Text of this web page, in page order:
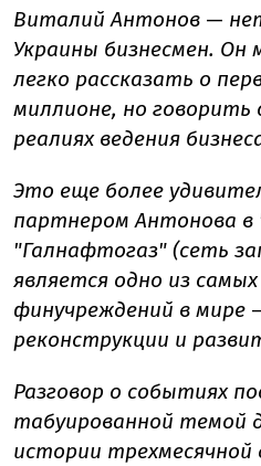
Виталий Антонов —
Украины бизнесмен. Он
легко рассказать о
миллионе, но говорить
реалиях ведения
Это еще более
партнером Антонова в
"Галнафтогаз" (сеть
является одно из
финучреждений в мире
реконструкции и
Разговор о событиях
табуированной темой
истории трехмесячной